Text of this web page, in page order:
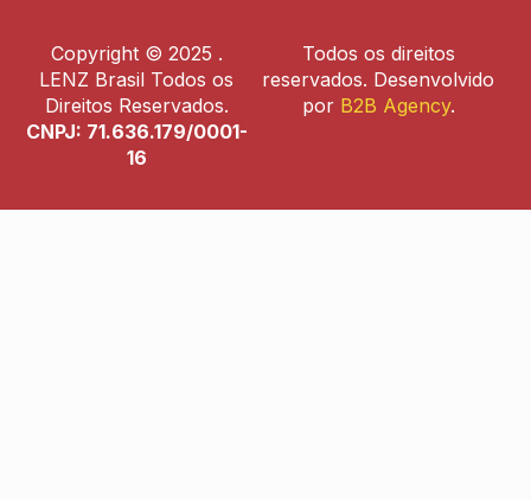
Copyright © 2025 .
LENZ Brasil Todos os
Direitos Reservados.
CNPJ: 71.636.179/0001-
16
Todos os direitos
reservados. Desenvolvido
por B2B Agency.